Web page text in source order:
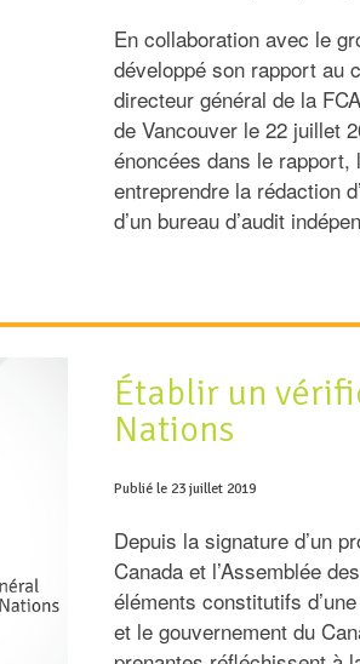
En collaboration avec le
développé son rapport au
directeur général de la
de Vancouver le 22 juillet
énoncées dans le
entreprendre la rédaction
d’un bureau d’audit
Établir un
Nations
Publié le 23 juillet 2019
Depuis la signature d’un
Canada et l’Assemblée
éléments constitutifs
et le gouvernement du